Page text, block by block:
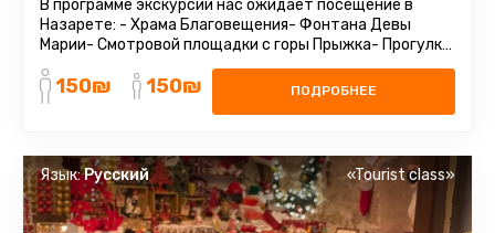
В программе экскурсии нас ожидает посещение в
Назарете: - Храма Благовещения- Фонтана Девы
Марии- Смотровой площадки с горы Прыжка- Прогулка
по древним кварталам города. Христианский
треугольник селения ШефарамХайфаХайфа - немецкая
колония, экскурсия по христианским
150₪ 150₪ ПОДРОБНЕЕ
Язык:Русский «Tourist class»